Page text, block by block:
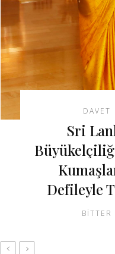
DAVET
Sri
Defileyle
BITTER